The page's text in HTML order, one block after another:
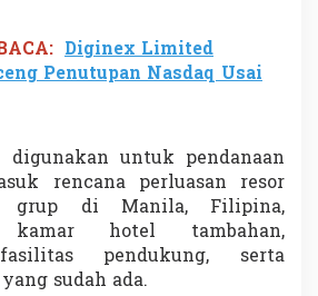
Diginex Limited
Penutupan Nasdaq Usai
digunakan untuk pendanaan
rencana perluasan resor
grup di Manila, Filipina,
kamar hotel tambahan,
pendukung, serta
sudah ada.